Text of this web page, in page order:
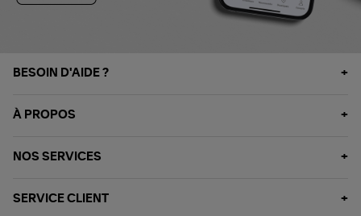
BESOIN D'AIDE ?
À PROPOS
NOS SERVICES
SERVICE CLIENT